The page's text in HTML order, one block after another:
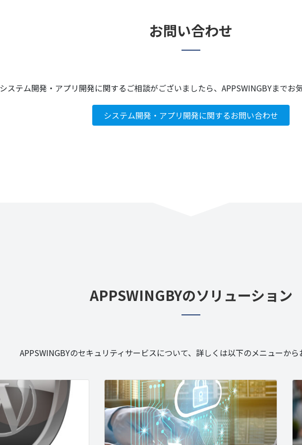
お問い合わせ
システム開発・アプリ開発に関するご相談がございましたら、APPSWINGBYまでお
システム開発・アプリ開発に関するお問い合わせ
APPSWINGBYのソリューション
APPSWINGBYのセキュリティサービスについて、詳しくは以下のメニューから